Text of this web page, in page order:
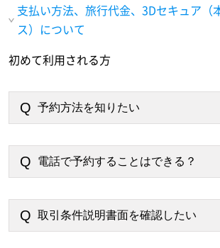
支払い方法、旅行代金、3Dセキュア（
ス）について
初めて利用される方
予約方法を知りたい
電話で予約することはできる？
取引条件説明書面を確認したい